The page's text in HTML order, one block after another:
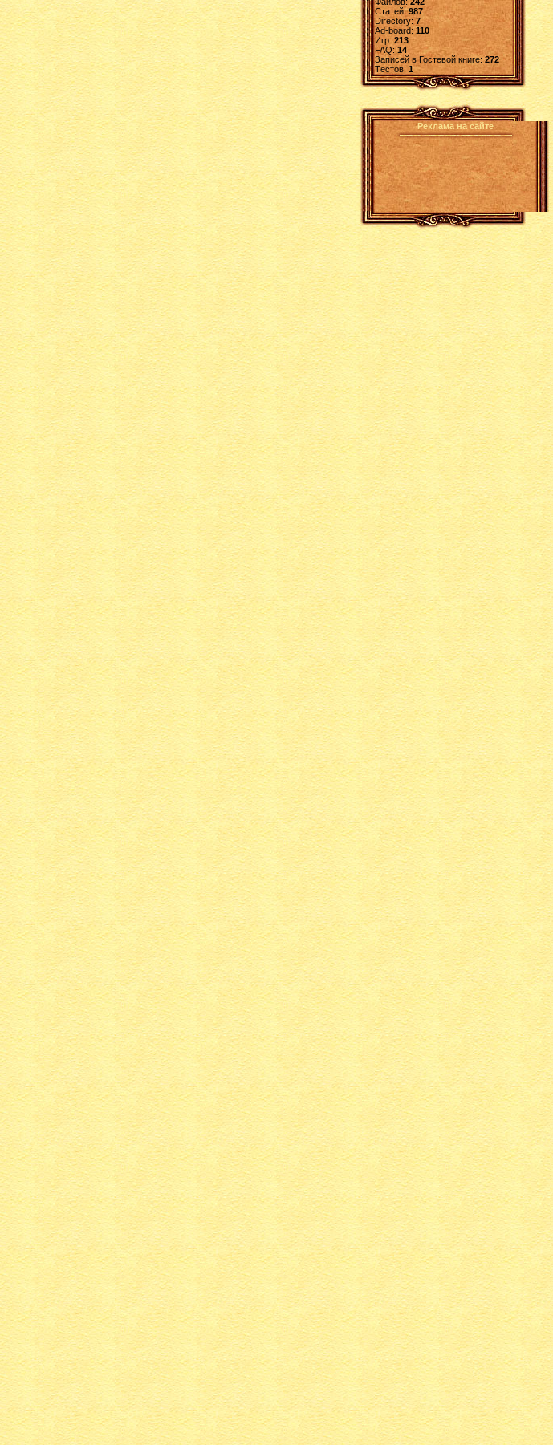
Статей:987
Directory: 7
Ad-board:110
Игр: 213
FAQ:14
Записей в Гостевой книге:272
Tестов: 1
Реклама на сайте